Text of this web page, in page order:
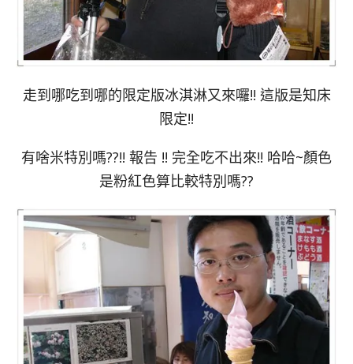
走到哪吃到哪的限定版冰淇淋又來囉!! 這版是知床
限定!!
有啥米特別嗎??!! 報告 !! 完全吃不出來!! 哈哈~顏色
是粉紅色算比較特別嗎??